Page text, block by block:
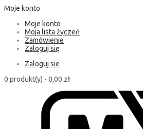
Moje konto
Moje konto
Moja lista życzeń
Zamówienie
Zaloguj się
Zaloguj sie
0 produkt(y) - 0,00 zł